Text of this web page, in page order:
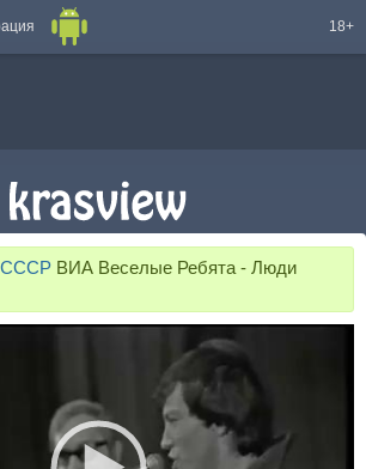
18+
СССР ВИА Веселые Ребята - Люди